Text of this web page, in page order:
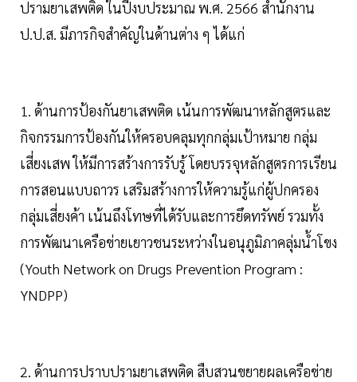
ปรามยาเสพติด ในปีงบประมาณ พ.ศ. 2566 สำนักงาน
ป.ป.ส. มีภารกิจสำคัญในด้านต่าง ๆ ได้แก่
1. ด้านการป้องกันยาเสพติด เน้นการพัฒนาหลักสูตรและ
กิจกรรมการป้องกันให้ครอบคลุมทุกกลุ่มเป้าหมาย กลุ่ม
เสี่ยงเสพ ให้มีการสร้างการรับรู้ โดยบรรจุหลักสูตรการเรียน
การสอนแบบถาวร เสริมสร้างการให้ความรู้แก่ผู้ปกครอง
กลุ่มเสี่ยงค้า เน้นถึงโทษที่ได้รับและการยึดทรัพย์ รวมทั้ง
การพัฒนาเครือข่ายเยาวชนระหว่างในอนุภูมิภาคลุ่มน้ำโขง
(Youth Network on Drugs Prevention Program :
YNDPP)
2. ด้านการปราบปรามยาเสพติด สืบสวนขยายผลเครือข่าย